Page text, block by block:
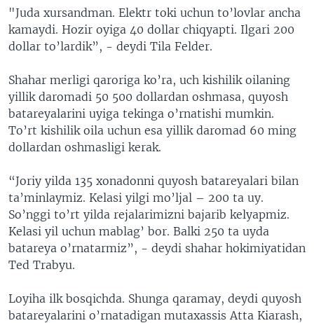
"Juda xursandman. Elektr toki uchun to’lovlar ancha
kamaydi. Hozir oyiga 40 dollar chiqyapti. Ilgari 200
dollar to’lardik”, - deydi Tila Felder.
Shahar merligi qaroriga ko’ra, uch kishilik oilaning
yillik daromadi 50 500 dollardan oshmasa, quyosh
batareyalarini uyiga tekinga o’rnatishi mumkin.
To’rt kishilik oila uchun esa yillik daromad 60 ming
dollardan oshmasligi kerak.
“Joriy yilda 135 xonadonni quyosh batareyalari bilan
ta’minlaymiz. Kelasi yilgi mo’ljal – 200 ta uy.
So’nggi to’rt yilda rejalarimizni bajarib kelyapmiz.
Kelasi yil uchun mablag’ bor. Balki 250 ta uyda
batareya o’rnatarmiz”, - deydi shahar hokimiyatidan
Ted Trabyu.
Loyiha ilk bosqichda. Shunga qaramay, deydi quyosh
batareyalarini o’rnatadigan mutaxassis Atta Kiarash,